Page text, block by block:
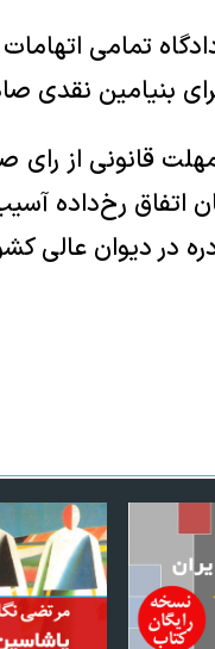
تمامی
بنیامین نقدی
قانونی از
اتفاق رخ‌داده
در دیوان عالی